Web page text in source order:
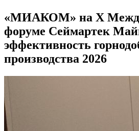
«МИАКОМ» на X
форуме Сеймартек
эффективность
производства 2026